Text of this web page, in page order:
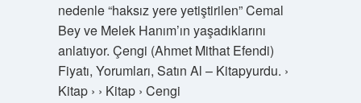
nedenle “haksız yere yetiştirilen” Cemal
Bey ve Melek Hanım’ın yaşadıklarını
anlatıyor. Çengi (Ahmet Mithat Efendi)
Fiyatı, Yorumları, Satın Al – Kitapyurdu. ›
Kitap › › Kitap › Cengi